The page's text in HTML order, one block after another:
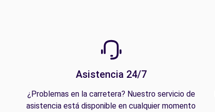
Asistencia 24/7
¿Problemas en la carretera? Nuestro servicio de
asistencia está disponible en cualquier momento